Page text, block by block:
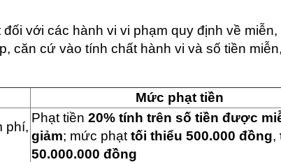
với các hành vi vi phạm quy định về miễn,
căn cứ vào tính chất hành vi và số tiền
Mức phạt tiền
phí,
Phạt tiền20% tính trên số tiền được
giảm; mức phạttối thiểu 500.000 đồng,
50.000.000 đồng